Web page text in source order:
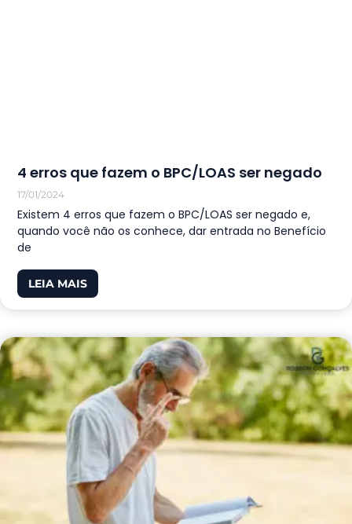
4 erros que fazem o BPC/LOAS ser negado
17/01/2024
Existem 4 erros que fazem o BPC/LOAS ser negado e,
quando você não os conhece, dar entrada no Benefício
de
LEIA MAIS